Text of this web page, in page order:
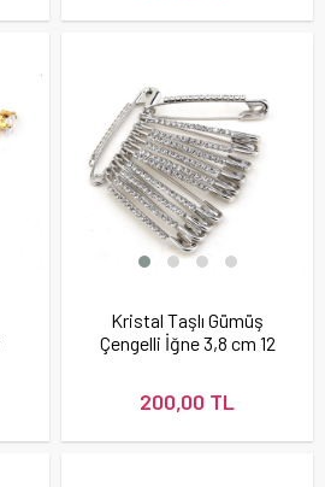
Kristal Taşlı Gümüş
Çengelli İğne 3,8 cm 12
200,00 TL